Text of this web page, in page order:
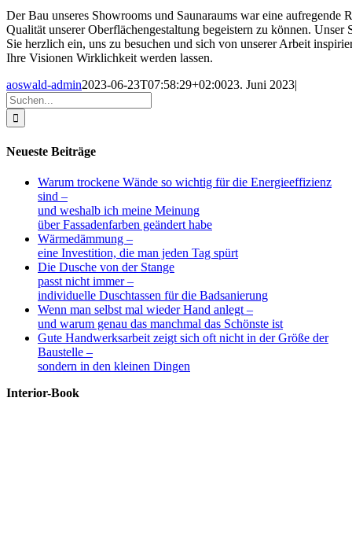
Der Bau unseres Showrooms und Saunaraums war eine
Qualität unserer Oberflächengestaltung begeistern zu können.
Sie herzlich ein, uns zu besuchen und sich von unserer Arbeit
Ihre Visionen Wirklichkeit werden lassen.
aoswald-admin2023-06-23T07:58:29+02:0023. Juni 2023|
Suche
nach:
Neueste Beiträge
Warum trockene Wände so wichtig für die Energieeffizienz
sind –
und weshalb ich meine Meinung
über Fassadenfarben geändert habe
Wärmedämmung –
eine Investition, die man jeden Tag spürt
Die Dusche von der Stange
passt nicht immer –
individuelle Duschtassen für die Badsanierung
Wenn man selbst mal wieder Hand anlegt –
und warum genau das manchmal das Schönste ist
Gute Handwerksarbeit zeigt sich oft nicht in der Größe der
Baustelle –
sondern in den kleinen Dingen
Interior-Book